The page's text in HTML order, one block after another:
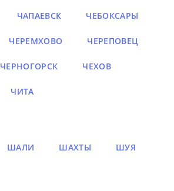
ЧАПАЕВСК ЧЕБОКСАРЫ
ЧЕРЕМХОВО ЧЕРЕПОВЕЦ
ЧЕРНОГОРСК ЧЕХОВ
ЧИТА
ШАЛИ ШАХТЫ ШУЯ